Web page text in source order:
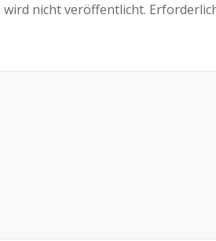
wird nicht veröffentlicht.